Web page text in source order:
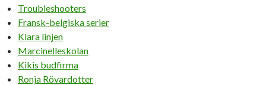
Troubleshooters
Fransk-belgiska serier
Klara linjen
Marcinelleskolan
Kikis budfirma
Ronja Rövardotter